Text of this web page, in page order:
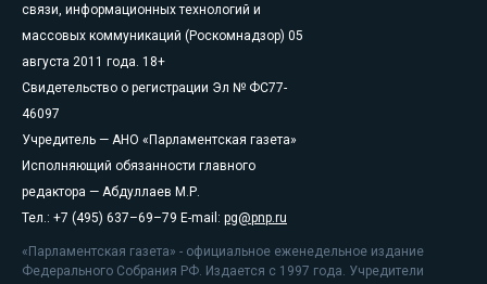
связи, информационных технологий и
массовых коммуникаций (Роскомнадзор) 05
августа 2011 года. 18+
Свидетельство о регистрации Эл № ФС77-
46097
Учредитель — АНО «Парламентская газета»
Исполняющий обязанности главного
редактора — Абдуллаев М.Р.
Тел.: +7 (495) 637–69–79 E-mail: pg@pnp.ru
«Парламентская газета» - официальное еженедельное издание
Федерального Собрания РФ. Издается с 1997 года. Учредители